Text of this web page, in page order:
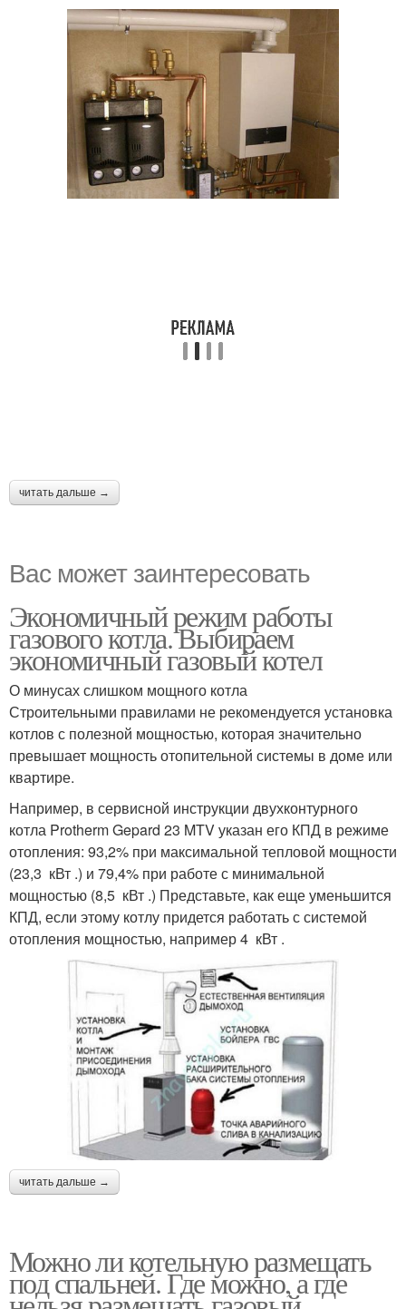
читать дальше →
Вас может заинтересовать
Экономичный режим работы
газового котла. Выбираем
экономичный газовый котел
О минусах слишком мощного котла
Строительными правилами не рекомендуется установка
котлов с полезной мощностью, которая значительно
превышает мощность отопительной системы в доме или
квартире.
Например, в сервисной инструкции двухконтурного
котла Protherm Gepard 23 MTV указан его КПД в режиме
отопления: 93,2% при максимальной тепловой мощности
(23,3 кВт .) и 79,4% при работе с минимальной
мощностью (8,5 кВт .) Представьте, как еще уменьшится
КПД, если этому котлу придется работать с системой
отопления мощностью, например 4 кВт .
читать дальше →
Можно ли котельную размещать
под спальней. Где можно, а где